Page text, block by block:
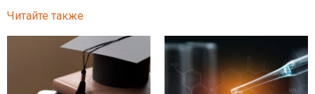
Читайте также